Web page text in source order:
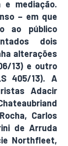
mediação.
– em que
ao público
dois
alterações
13) e outro
405/13). A
Adacir
Carlos
de Arruda
Northfleet,